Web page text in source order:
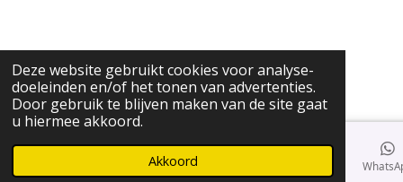
Deze website gebruikt cookies voor analyse-
doeleinden en/of het tonen van advertenties.
Door gebruik te blijven maken van de site gaat
u hiermee akkoord.
Akkoord
Telefoonnummer